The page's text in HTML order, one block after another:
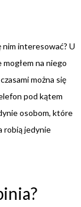
interesować? U
na niego
można się
pod kątem
osobom, które
robią jedynie